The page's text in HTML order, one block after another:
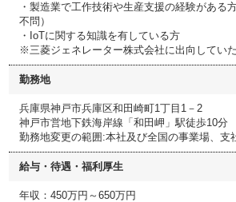
・製造業で工作技術や生産支援の経験がある
不問）
・IoTに関する知識を有している方
※三菱ジェネレーター株式会社に出向していた
勤務地
兵庫県神戸市兵庫区和田崎町1丁目1－2
神戸市営地下鉄海岸線「和田岬」駅徒歩10分
勤務地変更の範囲:本社及び全国の事業場、支
給与・待遇・福利厚生
年収：450万円～650万円